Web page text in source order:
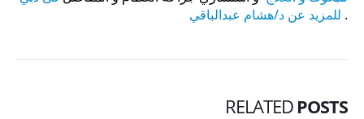
. للمزيد عن د/هشام عبدالباقي
RELATED POSTS